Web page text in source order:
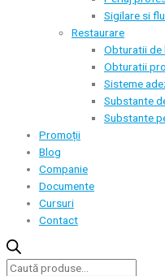
Sigilare si
Restaurare
Obturatii de
Obturatii
Sisteme
Substante
Substante
Promoții
Blog
Companie
Documente
Cursuri
Contact
Products